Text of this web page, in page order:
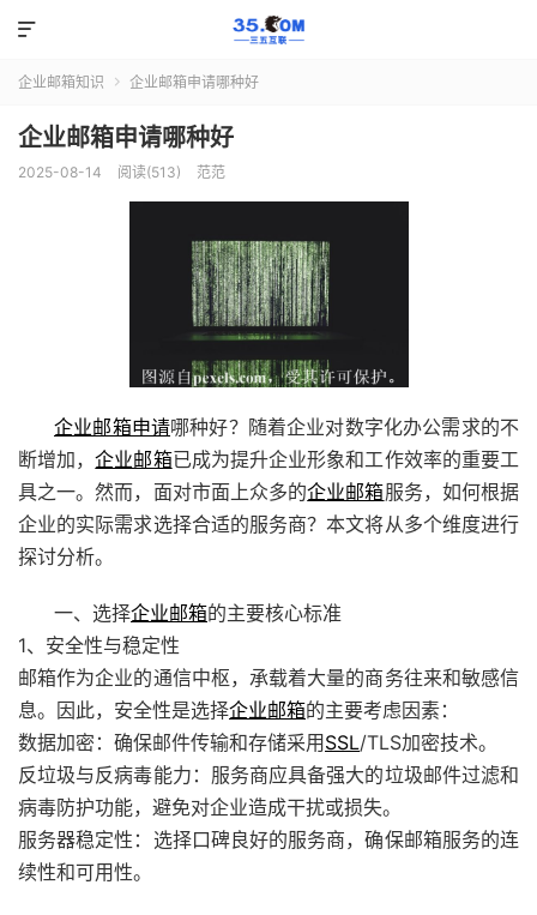

企业邮箱知识  企业邮箱申请哪种好
企业邮箱申请哪种好
2025-08-14 阅读(513) 范范
企业邮箱申请哪种好？随着企业对数字化办公需求的不
断增加，企业邮箱已成为提升企业形象和工作效率的重要工
具之一。然而，面对市面上众多的企业邮箱服务，如何根据
企业的实际需求选择合适的服务商？本文将从多个维度进行
探讨分析。
一、选择企业邮箱的主要核心标准
1、安全性与稳定性
邮箱作为企业的通信中枢，承载着大量的商务往来和敏感信
息。因此，安全性是选择企业邮箱的主要考虑因素：
数据加密：确保邮件传输和存储采用 SSL/TLS加密技术。
反垃圾与反病毒能力：服务商应具备强大的垃圾邮件过滤和
病毒防护功能，避免对企业造成干扰或损失。
服务器稳定性：选择口碑良好的服务商，确保邮箱服务的连
续性和可用性。